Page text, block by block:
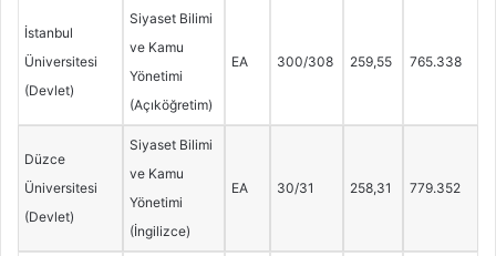
İstanbul
Üniversitesi
(Devlet)
Siyaset Bilimi
ve Kamu
Yönetimi
(Açıköğretim)
EA 300/308 259,55 765.338
Düzce
Üniversitesi
(Devlet)
Siyaset Bilimi
ve Kamu
Yönetimi
(İngilizce)
EA 30/31 258,31 779.352